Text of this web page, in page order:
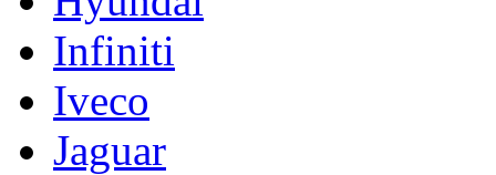
Infiniti
Iveco
Jaguar